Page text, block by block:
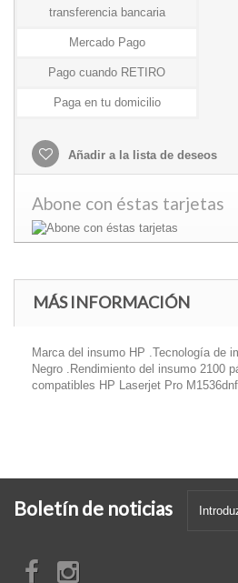
transferencia bancaria
Mercado Pago
Pago cuando RETIRO
Paga en tu domicilio
Añadir a la lista de deseos
Abone con éstas tarjetas
MÁS INFORMACIÓN
Marca del insumo HP .Tecnología de
Negro .Rendimiento del insumo 2100
compatibles HP Laserjet Pro
Boletín de noticias